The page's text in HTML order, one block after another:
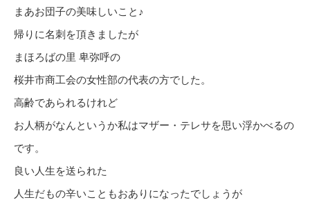
まあお団子の美味しいこと♪
帰りに名刺を頂きましたが
まほろばの里 卑弥呼の
桜井市商工会の女性部の代表の方でした。
高齢であられるけれど
お人柄がなんというか私はマザー・テレサを思い浮かべるの
です。
良い人生を送られた
人生だもの辛いこともおありになったでしょうが